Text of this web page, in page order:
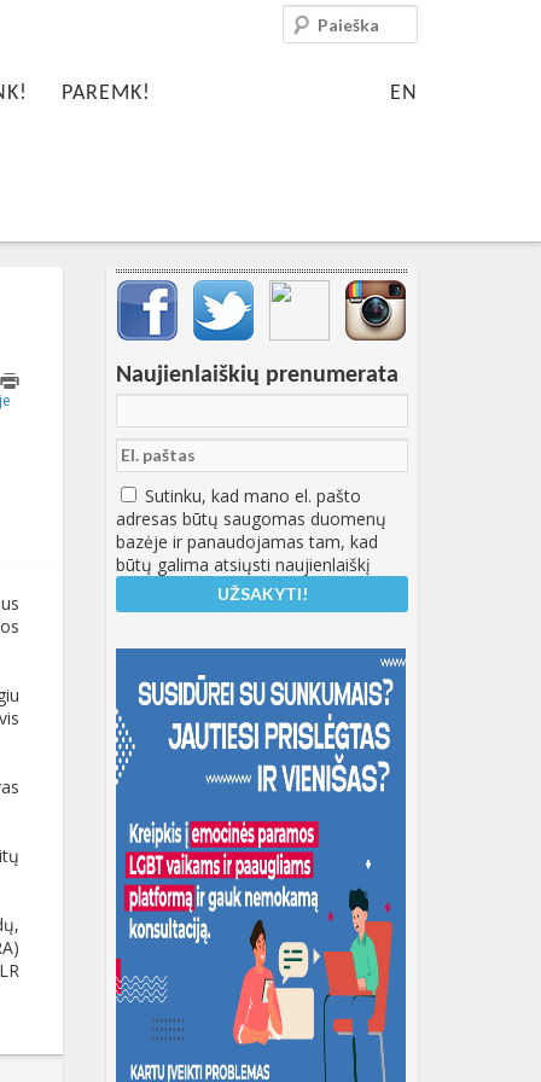
PAREMK! EN
Paieška
Svarbių įrašų meniu
Naujienlaiškių prenumerata
Sutinku, kad mano el. pašto
adresas būtų saugomas duomenų
bazėje ir panaudojamas tam, kad
būtų galima atsiųsti naujienlaiškį